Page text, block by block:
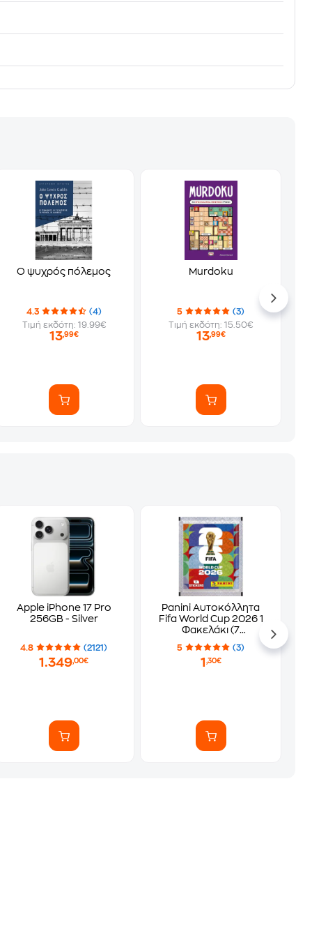
Ο ψυχρός πόλεμος
4.3
(4)
Τιμή εκδότη: 19.99€
13,99€
Murdoku
5
(3)
Τιμή εκδότη: 15.50€
13,99€
Apple iPhone 17 Pro
256GB - Silver
4.8 (2121)
1.349,00€
Panini Αυτοκόλλητα
Fifa World Cup 2026 1
Φακελάκι (7
Αυτοκόλλητα)
5 (3)
1 ,30€